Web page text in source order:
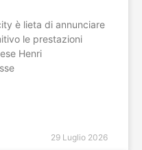
è lieta di annunciare
le prestazioni
Henri
29 Luglio 2026